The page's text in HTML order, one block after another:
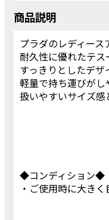
商品説明
プラダのレディース
耐久性に優れたテス
すっきりとしたデザ
軽量で持ち運びがし
扱いやすいサイズ感
◆コンディション◆
・ご使用時に大き